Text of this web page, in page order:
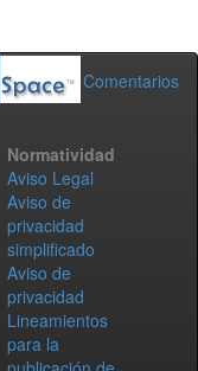
Comentarios
Normatividad
Aviso Legal
Aviso de
privacidad
simplificado
Aviso de
privacidad
Lineamientos
para la